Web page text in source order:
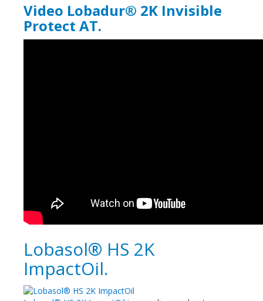
Video Lobadur® 2K Invisible
Protect AT.
Lobasol® HS 2K
ImpactOil.